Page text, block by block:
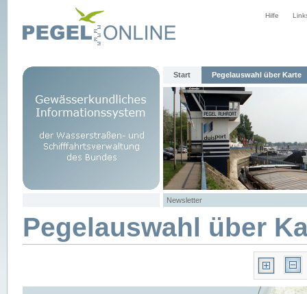
Hilfe
Start Pegelauswahl über Karte
Newsletter
Pegelauswahl über